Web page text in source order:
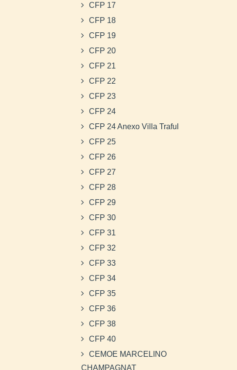
CFP 17
CFP 18
CFP 19
CFP 20
CFP 21
CFP 22
CFP 23
CFP 24
CFP 24 Anexo Villa Traful
CFP 25
CFP 26
CFP 27
CFP 28
CFP 29
CFP 30
CFP 31
CFP 32
CFP 33
CFP 34
CFP 35
CFP 36
CFP 38
CFP 40
CEMOE MARCELINO
CHAMPAGNAT